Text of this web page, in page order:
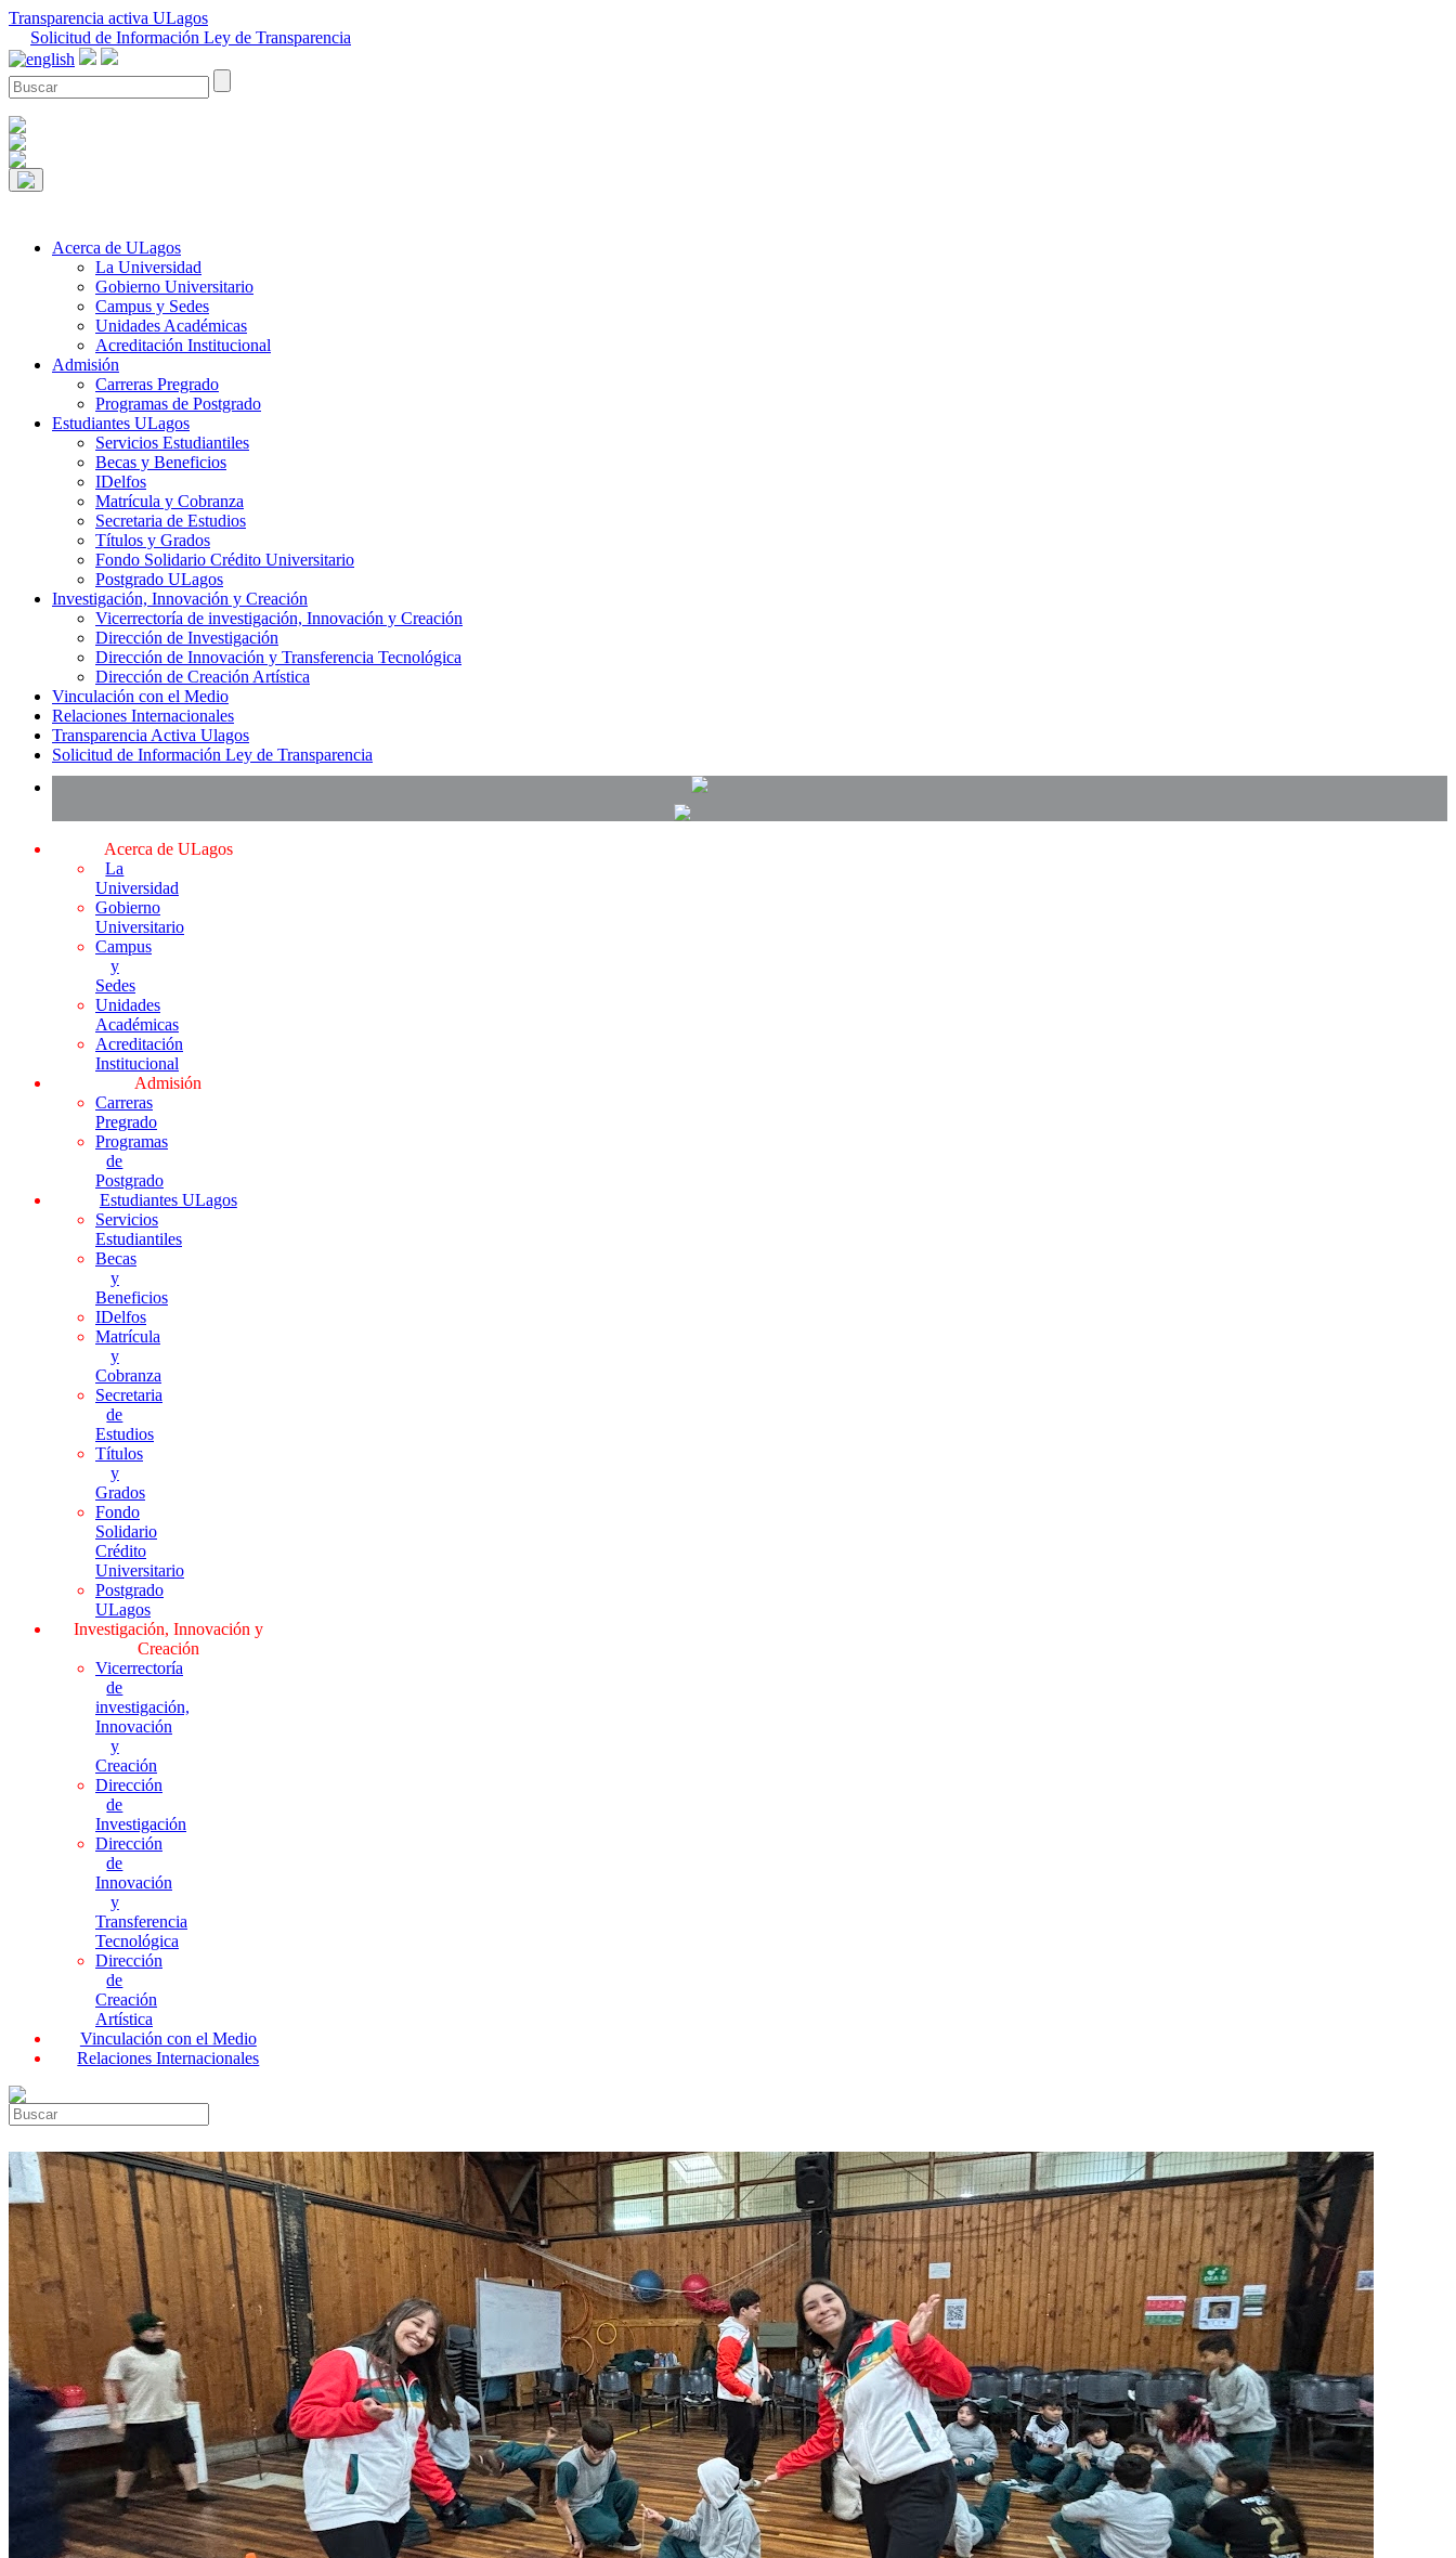
Transparencia activa ULagos
Solicitud de Información Ley de Transparencia
Acerca de ULagos
La Universidad
Gobierno Universitario
Campus y Sedes
Unidades Académicas
Acreditación Institucional
Admisión
Carreras Pregrado
Programas de Postgrado
Estudiantes ULagos
Servicios Estudiantiles
Becas y Beneficios
IDelfos
Matrícula y Cobranza
Secretaria de Estudios
Títulos y Grados
Fondo Solidario Crédito Universitario
Postgrado ULagos
Investigación, Innovación y Creación
Vicerrectoría de investigación, Innovación y Creación
Dirección de Investigación
Dirección de Innovación y Transferencia Tecnológica
Dirección de Creación Artística
Vinculación con el Medio
Relaciones Internacionales
Transparencia Activa Ulagos
Solicitud de Información Ley de Transparencia
Acerca de ULagos
La
Universidad
Gobierno
Universitario
Campus
y
Sedes
Unidades
Académicas
Acreditación
Institucional
Admisión
Carreras
Pregrado
Programas
de
Postgrado
Estudiantes ULagos
Servicios
Estudiantiles
Becas
y
Beneficios
IDelfos
Matrícula
y
Cobranza
Secretaria
de
Estudios
Títulos
y
Grados
Fondo
Solidario
Crédito
Universitario
Postgrado
ULagos
Investigación, Innovación y
Creación
Vicerrectoría
de
investigación,
Innovación
y
Creación
Dirección
de
Investigación
Dirección
de
Innovación
y
Transferencia
Tecnológica
Dirección
de
Creación
Artística
Vinculación con el Medio
Relaciones Internacionales